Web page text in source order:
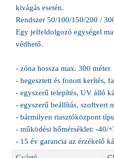
kivágás esetén.
Rendszer 50/100/150/200 /
Egy jelfeldolgozó egységel
védhető.
- zóna hossza max. 300 méter
- hegesztett és fonott kerítés,
- egyszerű telepítés, UV álló
- egyszerű beállítás, szoftvert
- bármilyen riasztóközpont
- működési hőmérséklet: -40/
- 15 év garancia az érzékelő